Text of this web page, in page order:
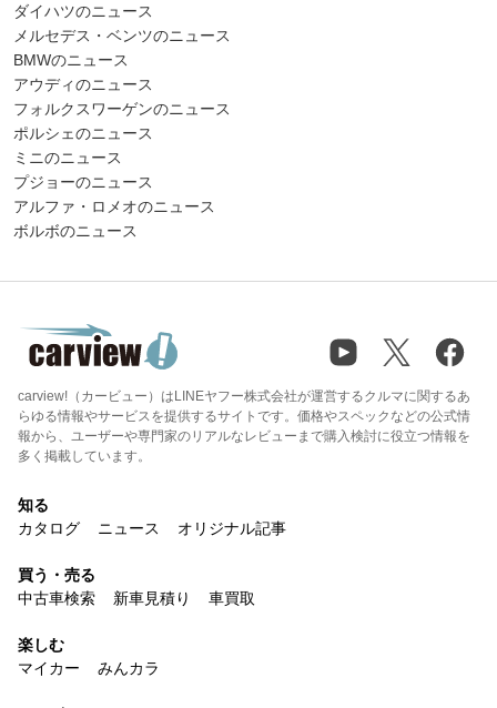
ダイハツのニュース
メルセデス・ベンツのニュース
BMWのニュース
アウディのニュース
フォルクスワーゲンのニュース
ポルシェのニュース
ミニのニュース
プジョーのニュース
アルファ・ロメオのニュース
ボルボのニュース
carview!（カービュー）はLINEヤフー株式会社が運営するクルマに関するあ
らゆる情報やサービスを提供するサイトです。価格やスペックなどの公式情
報から、ユーザーや専門家のリアルなレビューまで購入検討に役立つ情報を
多く掲載しています。
知る
カタログ
ニュース オリジナル記事
買う・売る
中古車検索
新車見積り 車買取
楽しむ
マイカー
みんカラ